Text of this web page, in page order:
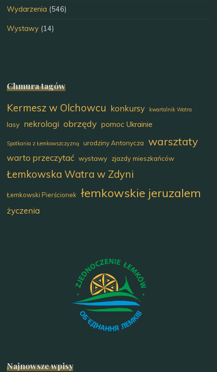
Wydarzenia (546)
Wystawy (14)
Chmura tagów
Kermesz w Olchowcu konkursy kwartalnik Watra
lasy nekrologi obrzędy pomoc Ukrainie
Spotkania z Łemkowszczyzną urodziny Antonycza warsztaty
warto przeczytać wystawy zjazdy mieszkańców
Łemkowska Watra w Zdyni
Łemkowski Pierścionek łemkowskie jeruzalem
życzenia
Najnowsze wpisy